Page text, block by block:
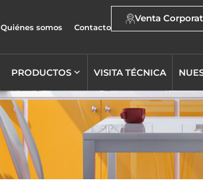
Quiénes somos Contacto
Venta
PRODUCTOS VISITA TÉCNICA